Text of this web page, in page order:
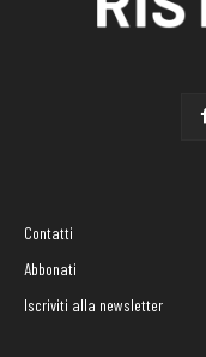
Contatti
Abbonati
Iscriviti alla newsletter